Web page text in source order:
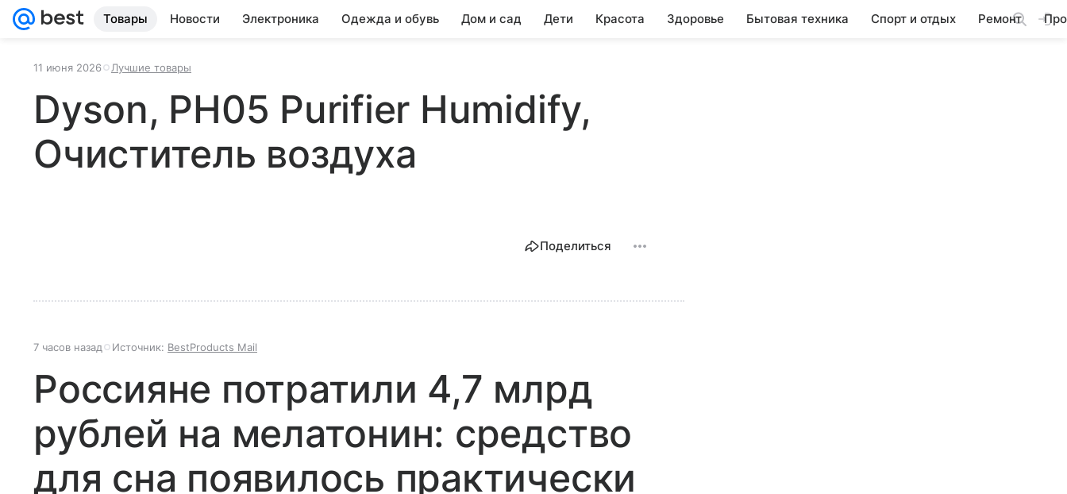
Товары Новости Электроника Одежда и обувь Дом и сад Дети Красота Здоровье Бытовая техника Спорт и отдых Ремонт
11 июня 2026 Лучшие товары
Dyson, PH05 Purifier Humidify,
Очиститель воздуха
Поделиться
7 часов назад Источник: BestProducts Mail
Россияне потратили 4,7 млрд
рублей на мелатонин: средство
для сна появилось практически